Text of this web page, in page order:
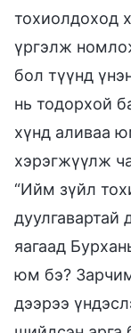
тохиолдоход
үргэлж
бол түүнд
нь тодорхой
хүнд аливаа
хэрэгжүүлж
“Ийм зүйл
дуулгавартай
яагаад
юм бэ?
дээрээ